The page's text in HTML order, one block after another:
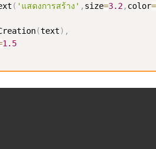
( 'แสดงการสร้าง' , size=3.2, color=
(text) ,
1.5